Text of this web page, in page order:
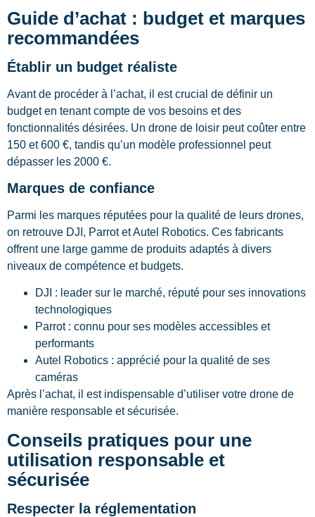
Guide d’achat : budget et marques
recommandées
Établir un budget réaliste
Avant de procéder à l’achat, il est crucial de définir un
budget en tenant compte de vos besoins et des
fonctionnalités désirées. Un drone de loisir peut coûter entre
150 et 600 €, tandis qu’un modèle professionnel peut
dépasser les 2000 €.
Marques de confiance
Parmi les marques réputées pour la qualité de leurs drones,
on retrouve DJI, Parrot et Autel Robotics. Ces fabricants
offrent une large gamme de produits adaptés à divers
niveaux de compétence et budgets.
DJI : leader sur le marché, réputé pour ses innovations
technologiques
Parrot : connu pour ses modèles accessibles et
performants
Autel Robotics : apprécié pour la qualité de ses
caméras
Après l’achat, il est indispensable d’utiliser votre drone de
manière responsable et sécurisée.
Conseils pratiques pour une
utilisation responsable et
sécurisée
Respecter la réglementation